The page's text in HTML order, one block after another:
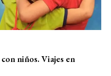
niños. Viajes en